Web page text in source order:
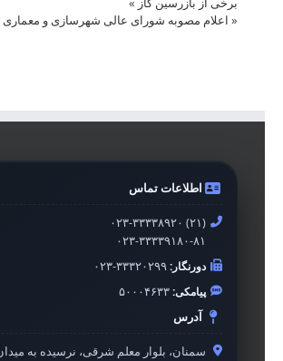
« اعلام مصوبه شورای عالی شهرسازی و معماری
اطلاعات تماس
۰۲۳-۳۳۳۳۸۹۲۰ (۲۱)
۰۲۳-۳۳۳۳۹۱۸۰-۸۱
دورنگار:۰۲۳-۳۳۳۲۰۲۹۹
پیامکی:۵۰۰۰۴۶۳۳
آدرس
سمنان، بلوار معلم شرقی، نرسیده به